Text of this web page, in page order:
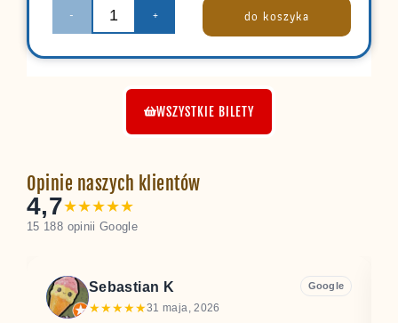
- + do koszyka
WSZYSTKIE BILETY
Opinie naszych klientów
4,7★★★★★
15 188 opinii Google
Sebastian K
★★★★★31 maja, 2026
Google